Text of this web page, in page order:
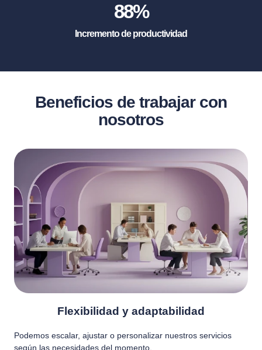
88%
Incremento de productividad
Beneficios de trabajar con
nosotros
Flexibilidad y adaptabilidad
Podemos escalar, ajustar o personalizar nuestros servicios
según las necesidades del momento.